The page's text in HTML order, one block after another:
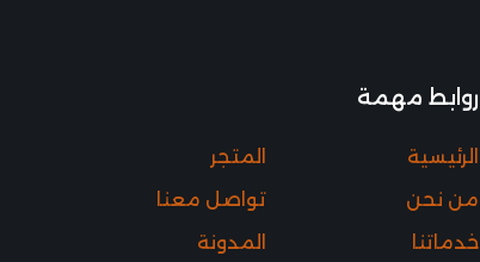
روابط مهمة
المتجر
الرئيسية
تواصل معنا
من نحن
المدونة
خدماتنا